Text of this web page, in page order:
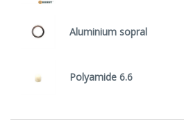
Aluminium sopral
Polyamide 6.6